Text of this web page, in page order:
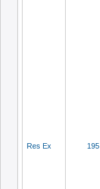
Res Ex 195